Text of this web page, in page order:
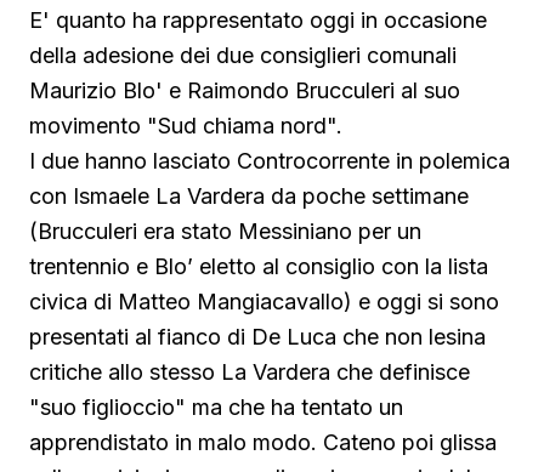
E' quanto ha rappresentato oggi in occasione
della adesione dei due consiglieri comunali
Maurizio Blo' e Raimondo Brucculeri al suo
movimento "Sud chiama nord".
I due hanno lasciato Controcorrente in polemica
con Ismaele La Vardera da poche settimane
(Brucculeri era stato Messiniano per un
trentennio e Blo’ eletto al consiglio con la lista
civica di Matteo Mangiacavallo) e oggi si sono
presentati al fianco di De Luca che non lesina
critiche allo stesso La Vardera che definisce
"suo figlioccio" ma che ha tentato un
apprendistato in malo modo. Cateno poi glissa